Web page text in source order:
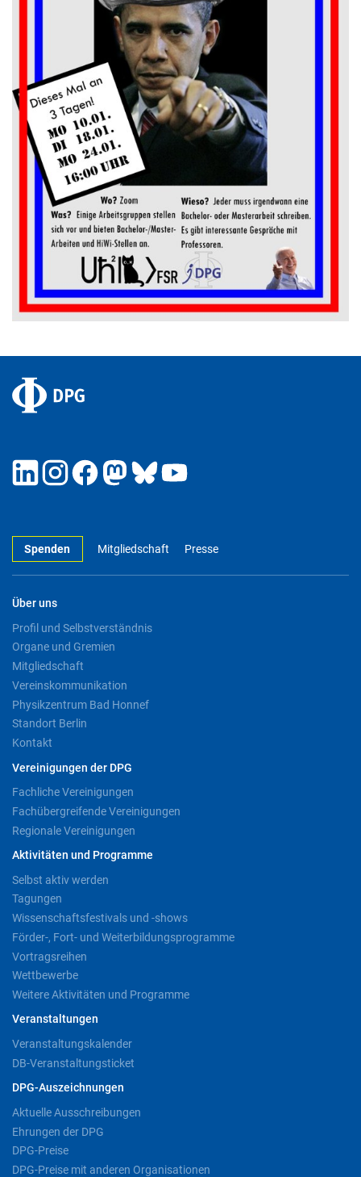
Spenden Mitgliedschaft Presse
Über uns
Profil und Selbstverständnis
Organe und Gremien
Mitgliedschaft
Vereinskommunikation
Physikzentrum Bad Honnef
Standort Berlin
Kontakt
Vereinigungen der DPG
Fachliche Vereinigungen
Fachübergreifende Vereinigungen
Regionale Vereinigungen
Aktivitäten und Programme
Selbst aktiv werden
Tagungen
Wissenschaftsfestivals und -shows
Förder-, Fort- und Weiterbildungsprogramme
Vortragsreihen
Wettbewerbe
Weitere Aktivitäten und Programme
Veranstaltungen
Veranstaltungskalender
DB-Veranstaltungsticket
DPG-Auszeichnungen
Aktuelle Ausschreibungen
Ehrungen der DPG
DPG-Preise
DPG-Preise mit anderen Organisationen